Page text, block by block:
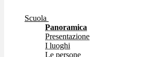
Scuola
Panoramica
Presentazione
I luoghi
Le persone